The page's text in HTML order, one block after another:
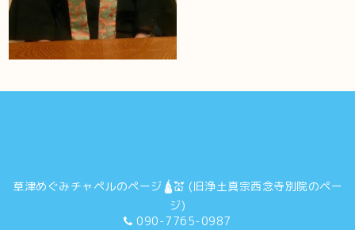
草津めぐみチャペルのページ🛕💒 (旧浄土真宗西念寺別院のペー
ジ)
090-7765-0987